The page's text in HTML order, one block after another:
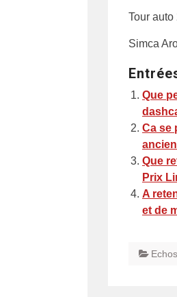
Tour auto
Simca
Que
Ca se
Que
Prix
A
et de